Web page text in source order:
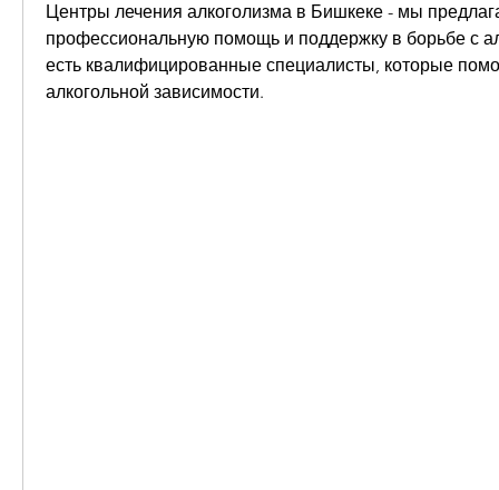
Центры лечения алкоголизма в Бишкеке - мы
профессиональную помощь и поддержку в борьбе с
есть квалифицированные специалисты, которые
алкогольной зависимости.